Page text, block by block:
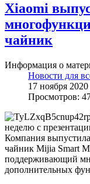
Xiaomi
чайник
Информация о
Новости для
17 ноября 2020
Просмотров:
неделю с
Компания
чайник Mijia Smart
поддерживающий
дополнительных